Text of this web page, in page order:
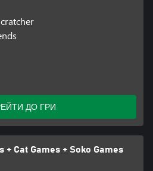
ДО ГРИ
+ Cat Games + Soko Games